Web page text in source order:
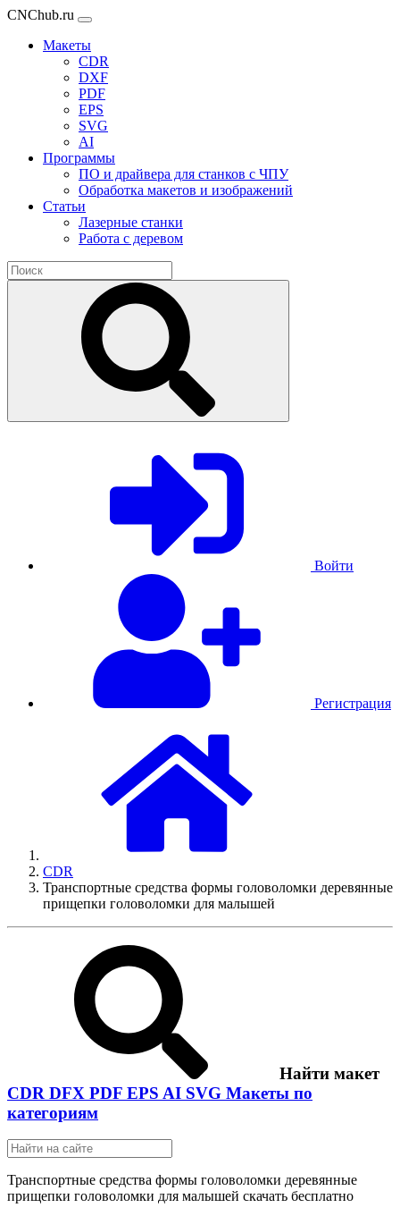
CNChub.ru
Макеты
CDR
DXF
PDF
EPS
SVG
AI
Программы
ПО и драйвера для станков с ЧПУ
Обработка макетов и изображений
Статьи
Лазерные станки
Работа с деревом
Войти
Регистрация
CDR
Транспортные средства формы головоломки деревянные
прищепки головоломки для малышей
Найти макет
CDR DFX PDF EPS AI SVG Макеты по
категориям
Транспортные средства формы головоломки деревянные
прищепки головоломки для малышей скачать бесплатно